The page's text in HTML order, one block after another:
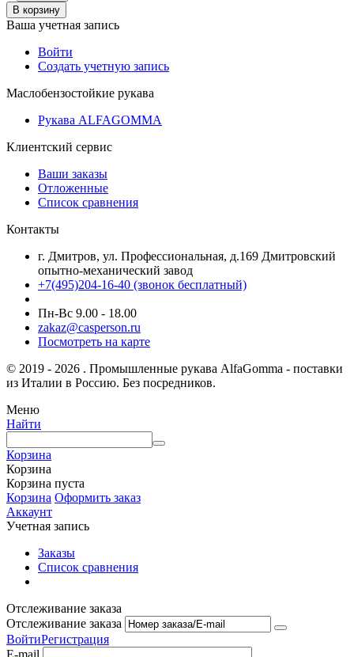
В корзину
Ваша учетная запись
Войти
Создать учетную запись
Маслобензостойкие рукава
Рукава ALFAGOMMA
Клиентский сервис
Ваши заказы
Отложенные
Список сравнения
Контакты
г. Дмитров, ул. Профессиональная, д.169 Дмитровский
опытно-механический завод
+7(495)204-16-40 (звонок бесплатный)
Пн-Вс 9.00 - 18.00
zakaz@casperson.ru
Посмотреть на карте
© 2019 - 2026 . Промышленные рукава AlfaGomma - поставки
из Италии в Россию. Без посредников.
Меню
Найти
Корзина
Корзина
Корзина пуста
Корзина Оформить заказ
Аккаунт
Учетная запись
Заказы
Список сравнения
Отслеживание заказа
Отслеживание заказа
ВойтиРегистрация
E-mail